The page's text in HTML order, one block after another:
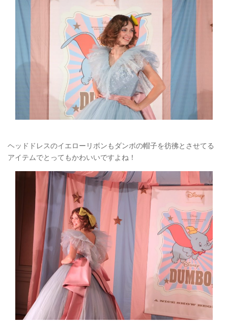
ヘッドドレスのイエローリボンもダンボの帽子を彷彿とさせてる
アイテムでとってもかわいいですよね！